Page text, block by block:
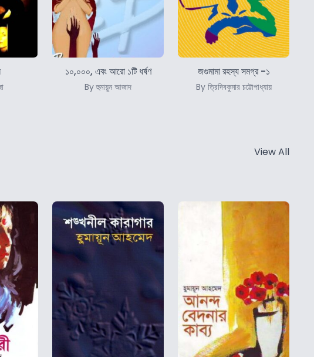
১০,০০০, এবং আরো ১টি ধর্ষণ
By হুমায়ুন আজাদ
জগুমামা রহস্য সমগ্র -১
By ত্রিদিবকুমার চট্টোপাধ্যায়
View All